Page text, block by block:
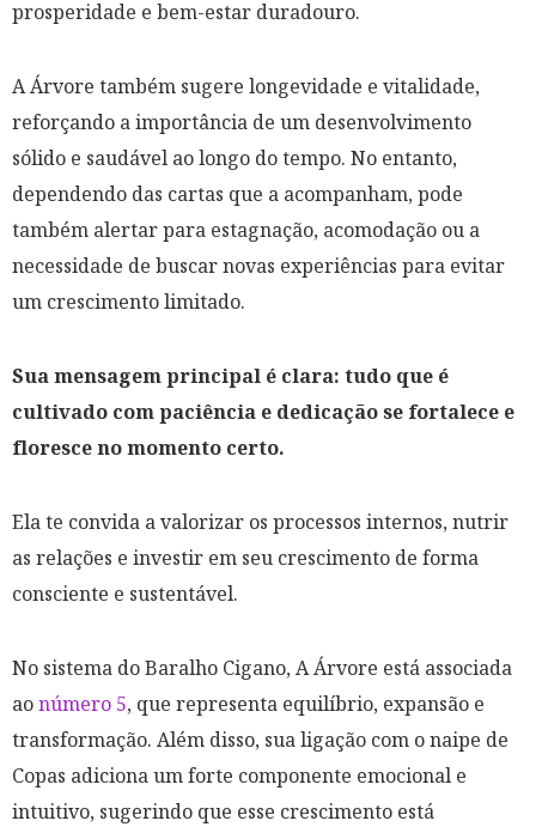
prosperidade e bem-estar duradouro.
A Árvore também sugere longevidade e vitalidade,
reforçando a importância de um desenvolvimento
sólido e saudável ao longo do tempo. No entanto,
dependendo das cartas que a acompanham, pode
também alertar para estagnação, acomodação ou a
necessidade de buscar novas experiências para evitar
um crescimento limitado.
Sua mensagem principal é clara: tudo que é
cultivado com paciência e dedicação se fortalece e
floresce no momento certo.
Ela te convida a valorizar os processos internos, nutrir
as relações e investir em seu crescimento de forma
consciente e sustentável.
No sistema do Baralho Cigano, A Árvore está associada
aonúmero 5, que representa equilíbrio, expansão e
transformação. Além disso, sua ligação com o naipe de
Copas adiciona um forte componente emocional e
intuitivo, sugerindo que esse crescimento está